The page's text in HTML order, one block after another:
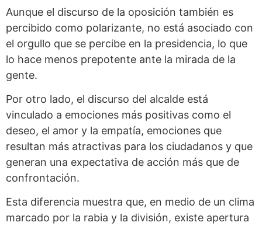
Aunque el discurso de la oposición también es
percibido como polarizante, no está asociado con
el orgullo que se percibe en la presidencia, lo que
lo hace menos prepotente ante la mirada de la
gente.
Por otro lado, el discurso del alcalde está
vinculado a emociones más positivas como el
deseo, el amor y la empatía, emociones que
resultan más atractivas para los ciudadanos y que
generan una expectativa de acción más que de
confrontación.
Esta diferencia muestra que, en medio de un clima
marcado por la rabia y la división, existe apertura